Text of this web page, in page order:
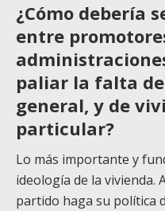
¿Cómo debería
entre
paliar la falta
general, y de
particular?
Lo más importante y
ideología de la vivienda.
partido haga su política